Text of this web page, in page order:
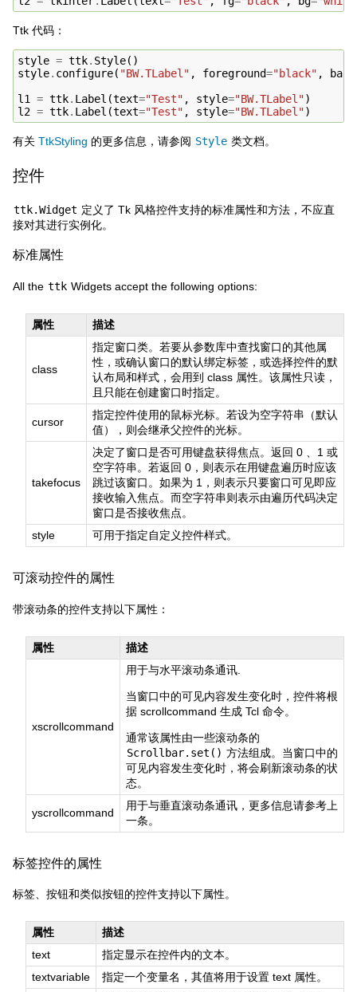
Ttk 代码：
style = ttk. Style()
style. configure( "BW.TLabel" , foreground="black" ,
l1
= ttk. Label (text="Test" , style="BW.TLabel")
l2 = ttk. Label (text="Test" , style="BW.TLabel")
有关 TtkStyling 的更多信息，请参阅 Style 类文档。
控件
ttk.Widget 定义了 Tk 风格控件支持的标准属性和方法，不应直
接对其进行实例化。
标准属性
All the ttk Widgets accept the following options:
属性 描述
class
指定窗口类。若要从参数库中查找窗口的其他属
性，或确认窗口的默认绑定标签，或选择控件的默
认布局和样式，会用到 class 属性。该属性只读，
且只能在创建窗口时指定。
cursor
指定控件使用的鼠标光标。若设为空字符串（默认
值），则会继承父控件的光标。
takefocus
决定了窗口是否可用键盘获得焦点。返回 0 、1 或
空字符串。若返回 0，则表示在用键盘遍历时应该
跳过该窗口。如果为 1，则表示只要窗口可见即应
接收输入焦点。而空字符串则表示由遍历代码决定
窗口是否接收焦点。
style
可用于指定自定义控件样式。
可滚动控件的属性
带滚动条的控件支持以下属性：
属性 描述
xscrollcommand
用于与水平滚动条通讯.
当窗口中的可见内容发生变化时，控件将根
据 scrollcommand 生成 Tcl 命令。
通常该属性由一些滚动条的
Scrollbar.set() 方法组成。当窗口中的
可见内容发生变化时，将会刷新滚动条的状
态。
yscrollcommand
用于与垂直滚动条通讯，更多信息请参考上
一条。
标签控件的属性
标签、按钮和类似按钮的控件支持以下属性。
属性
描述
text
指定显示在控件内的文本。
textvariable
指定一个变量名，其值将用于设置 text 属性。